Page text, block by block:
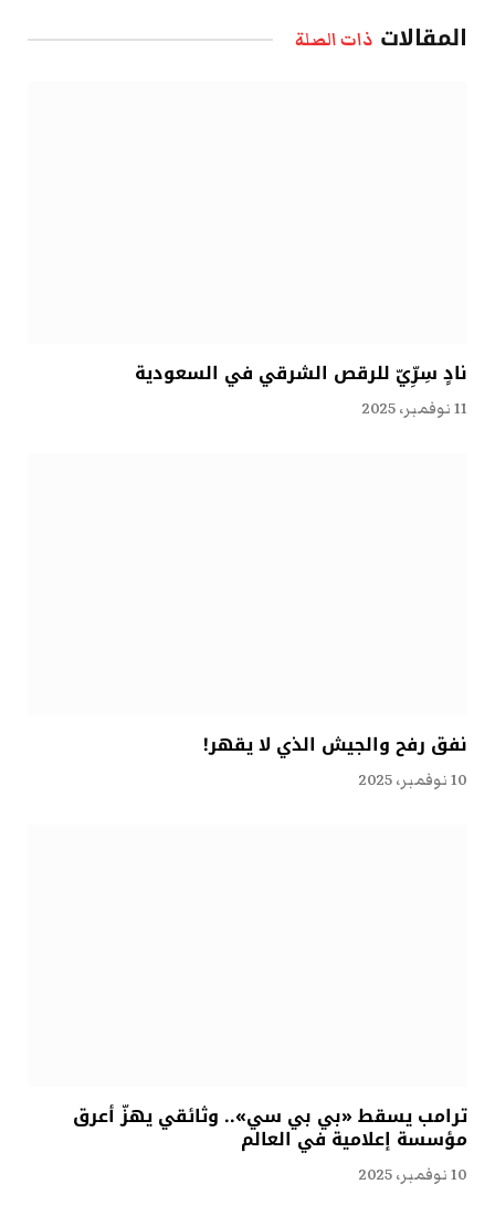
المقالات ذات الصلة
نادٍ سِرِّيّ للرقص الشرقي في السعودية
11 نوفمبر، 2025
نفق رفح والجيش الذي لا يقهر!
10 نوفمبر، 2025
ترامب يسقط «بي بي سي».. وثائقي يهزّ أعرق
مؤسسة إعلامية في العالم
10 نوفمبر، 2025